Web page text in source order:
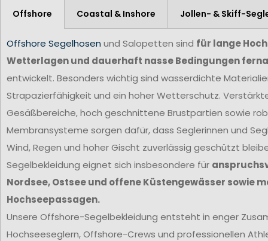
Offshore Coastal & Inshore Jollen- & Skiff-
Offshore Segelhosen und Salopetten sind für lange
Wetterlagen und dauerhaft nasse Bedingungen
entwickelt. Besonders wichtig sind wasserdichte
Strapazierfähigkeit und ein hoher Wetterschutz.
Gesäßbereiche, hoch geschnittene Brustpartien sowie
Membransysteme sorgen dafür, dass Seglerinnen und
Wind, Regen und hoher Gischt zuverlässig geschützt
Segelbekleidung eignet sich insbesondere für
Nordsee, Ostsee und offene Küstengewässer sowie
Hochseepassagen.
Unsere Offshore-Segelbekleidung entsteht in enger
Hochseeseglern, Offshore-Crews und professionellen